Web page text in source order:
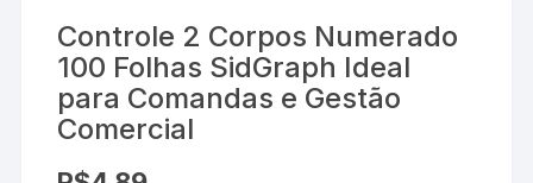
Controle 2 Corpos Numerado
100 Folhas SidGraph Ideal
para Comandas e Gestão
Comercial